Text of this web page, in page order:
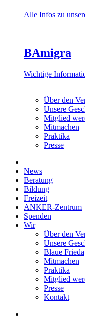
Alle Infos zu
BAmigra
Wichtige
Über den
Unsere
Mitglied
Mitmachen
Praktika
Presse
News
Beratung
Bildung
Freizeit
ANKER-Zentrum
Spenden
Wir
Über den
Unsere
Blaue Frieda
Mitmachen
Praktika
Mitglied
Presse
Kontakt